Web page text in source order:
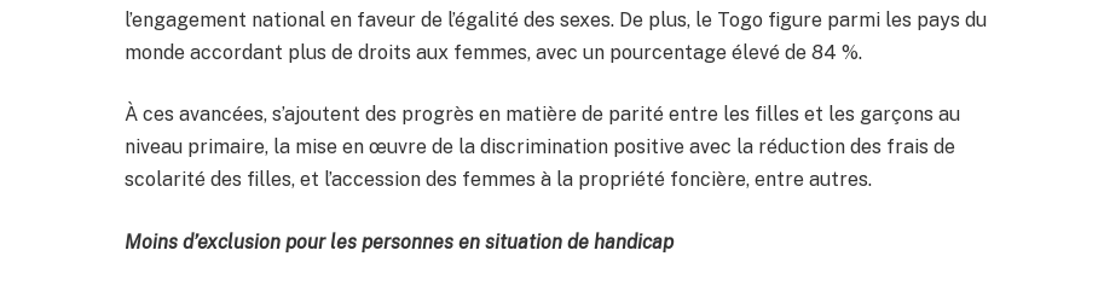
l’engagement national en faveur de l’égalité des sexes. De plus, le Togo figure parmi les pays du
monde accordant plus de droits aux femmes, avec un pourcentage élevé de 84 %.
À ces avancées, s’ajoutent des progrès en matière de parité entre les filles et les garçons au
niveau primaire, la mise en œuvre de la discrimination positive avec la réduction des frais de
scolarité des filles, et l’accession des femmes à la propriété foncière, entre autres.
Moins d’exclusion pour les personnes en situation de handicap